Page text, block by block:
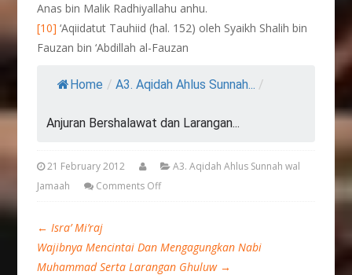
Anas bin Malik Radhiyallahu anhu.
[10] ‘Aqiidatut Tauhiid (hal. 152) oleh Syaikh Shalih bin
Fauzan bin ‘Abdillah al-Fauzan
Home / A3. Aqidah Ahlus Sunnah... /
Anjuran Bershalawat dan Larangan...
21 February 2012
A3. Aqidah Ahlus Sunnah wal
Jamaah
Comments Off
← Isra’ Mi’raj
Wajibnya Mencintai Dan Mengagungkan Nabi
Muhammad Serta Larangan Ghuluw →